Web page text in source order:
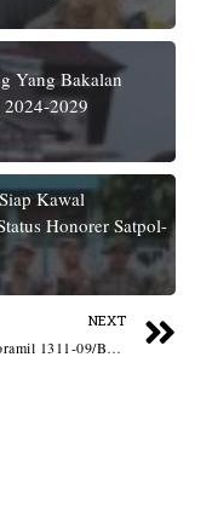
Yang Bakalan
2029
Kawal
Honorer Satpol-
NEXT
Babinsa Koramil 1311-09/Bahodopi Bersama Forkopimcan Bhabinkamtibmas Polsek Bahodopi Tertibkan Pedagang Kaki Lima